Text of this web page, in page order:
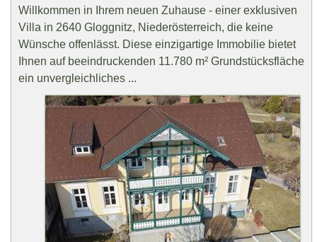
Willkommen in Ihrem neuen Zuhause - einer exklusiven
Villa in 2640 Gloggnitz, Niederösterreich, die keine
Wünsche offenlässt. Diese einzigartige Immobilie bietet
Ihnen auf beeindruckenden 11.780 m² Grundstücksfläche
ein unvergleichliches ...